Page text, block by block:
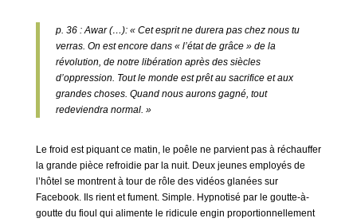
p. 36 : Awar (…): « Cet esprit ne durera pas chez nous tu
verras. On est encore dans « l’état de grâce » de la
révolution, de notre libération après des siècles
d’oppression. Tout le monde est prêt au sacrifice et aux
grandes choses. Quand nous aurons gagné, tout
redeviendra normal. »
Le froid est piquant ce matin, le poêle ne parvient pas à réchauffer
la grande pièce refroidie par la nuit. Deux jeunes employés de
l’hôtel se montrent à tour de rôle des vidéos glanées sur
Facebook. Ils rient et fument. Simple. Hypnotisé par le goutte-à-
goutte du fioul qui alimente le ridicule engin proportionnellement